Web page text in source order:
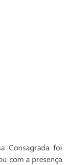
Consagrada foi
com a presença